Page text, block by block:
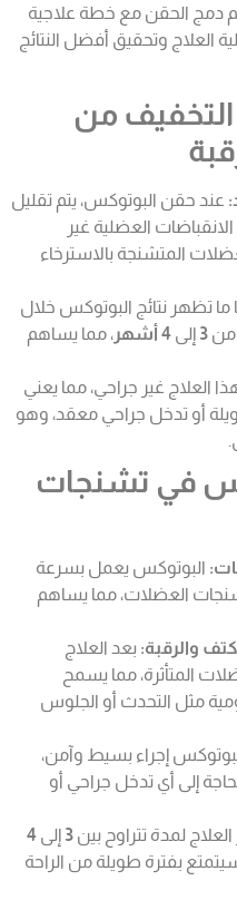
دمج الحقن مع خطة علاجية
العلاج وتحقيق أفضل النتائج
التخفيف من
عند حقن البوتوكس، يتم تقليل
العضلية غير
المتشنجة بالاسترخاء
ما تظهر نتائج البوتوكس خلال
من 3 إلى
، مما يساهم
العلاج غير جراحي، مما يعني
أو تدخل جراحي معقد، وهو
في تشنجات
البوتوكس يعمل بسرعة
العضلات، مما يساهم
والرقبة: بعد العلاج
المتأثرة، مما يسمح
مثل التحدث أو الجلوس
إجراء بسيط وآمن،
إلى أي تدخل جراحي أو
العلاج لمدة تتراوح بين إلى 4
بفترة طويلة من الراحة